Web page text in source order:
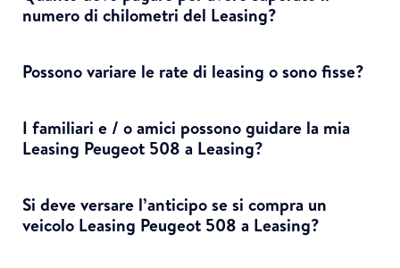
numero di chilometri del Leasing?
Possono variare le rate di leasing o sono fisse?
I familiari e / o amici possono guidare la mia
Leasing Peugeot 508 a Leasing?
Si deve versare l’anticipo se si compra un
veicolo Leasing Peugeot 508 a Leasing?